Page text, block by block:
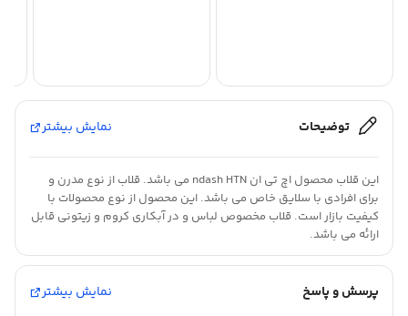
توضیحات نمایش بیشتر
این قلاب محصول اچ تی ان ndash HTN می باشد. قلاب از نوع مدرن و
برای افرادی با سلایق خاص می باشد. این محصول از نوع محصولات با
کیفیت بازار است. قلاب مخصوص لباس و در آبکاری کروم و زیتونی قابل
ارائه می باشد.
پرسش و پاسخ نمایش بیشتر